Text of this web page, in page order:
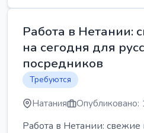
Работа в Нетании:
на сегодня для
посредников
Требуются
Натания Опубликовано:
Работа в Нетании: свежие